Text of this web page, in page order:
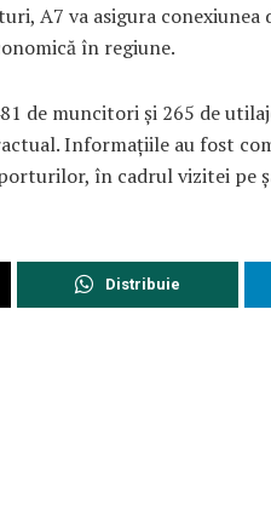
A7 va asigura conexiunea
în regiune.
de muncitori și 265 de
Informațiile au fost
în cadrul vizitei pe
Distribuie